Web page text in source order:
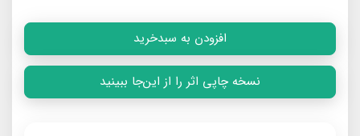
افزودن به سبدخرید
نسخه چاپی اثر را از این‌جا ببینید